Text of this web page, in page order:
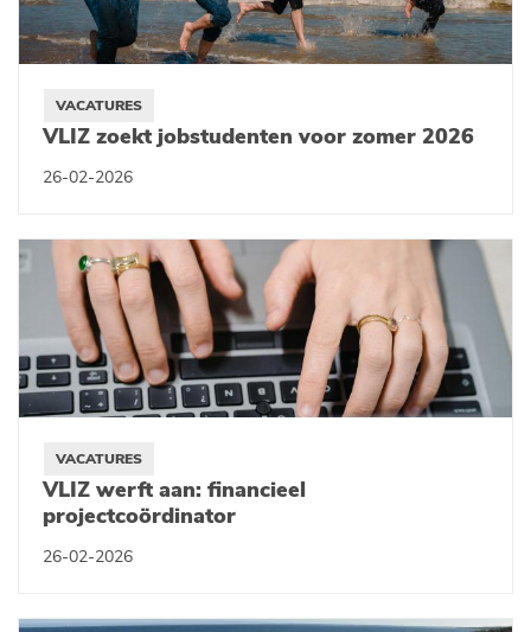
VACATURES
VLIZ zoekt jobstudenten voor zomer 2026
26-02-2026
VACATURES
VLIZ werft aan: financieel
projectcoördinator
26-02-2026